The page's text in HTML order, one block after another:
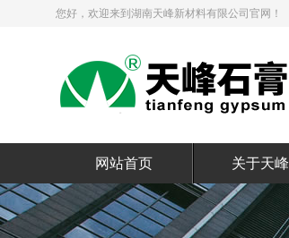
您好，欢迎来到湖南天峰新材料有限公司官网！
网站首页 关于天峰